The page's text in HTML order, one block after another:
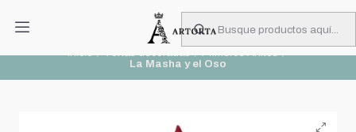
PIDA CON MUCHA ANTICIPACIÓN
Inicio Tortas decoradas
Primeros Añitos
La Masha y el Oso